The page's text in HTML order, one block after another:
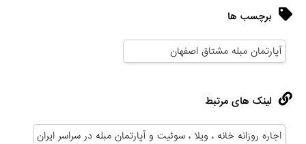
برچسب ها
آپارتمان مبله مشتاق اصفهان
لینک های مرتبط
اجاره روزانه خانه ، ویلا ، سوئیت و آپارتمان مبله در سراسر ایران